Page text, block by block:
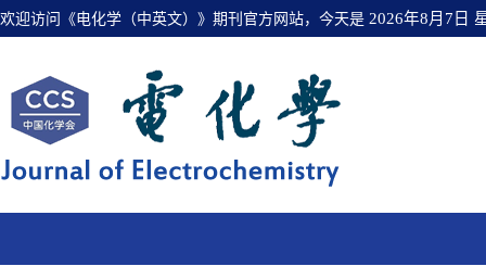
欢迎访问《电化学（中英文）》期刊官方网站，今天是 2026年8月7日